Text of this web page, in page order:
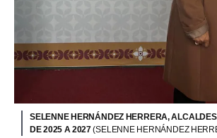
SELENNE HERNÁNDEZ HERRERA,
DE 2025 A 2027(SELENNE HERNÁNDEZ